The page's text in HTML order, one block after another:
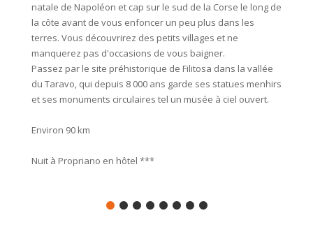
natale de Napoléon et cap sur le sud de la Corse le long de
la côte avant de vous enfoncer un peu plus dans les
terres. Vous découvrirez des petits villages et ne
manquerez pas d'occasions de vous baigner.
Passez par le site préhistorique de Filitosa dans la vallée
du Taravo, qui depuis 8 000 ans garde ses statues menhirs
et ses monuments circulaires tel un musée à ciel ouvert.
Environ 90 km
Nuit à Propriano en hôtel ***